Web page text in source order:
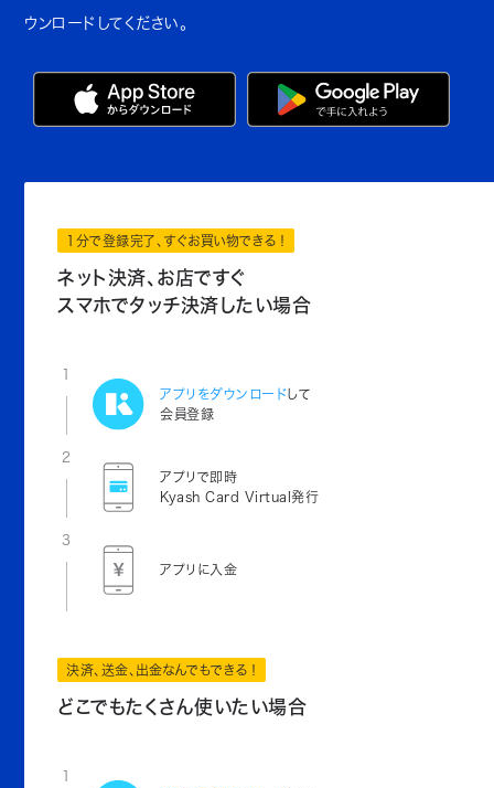
ウンロードしてください。
1分で登録完了、すぐお買い物できる！
ネット決済、お店ですぐ
スマホでタッチ決済したい場合
1
アプリをダウンロードして
会員登録
2
アプリで即時
Kyash Card Virtual発行
3
アプリに入金
決済、送金、出金なんでもできる！
どこでもたくさん使いたい場合
1